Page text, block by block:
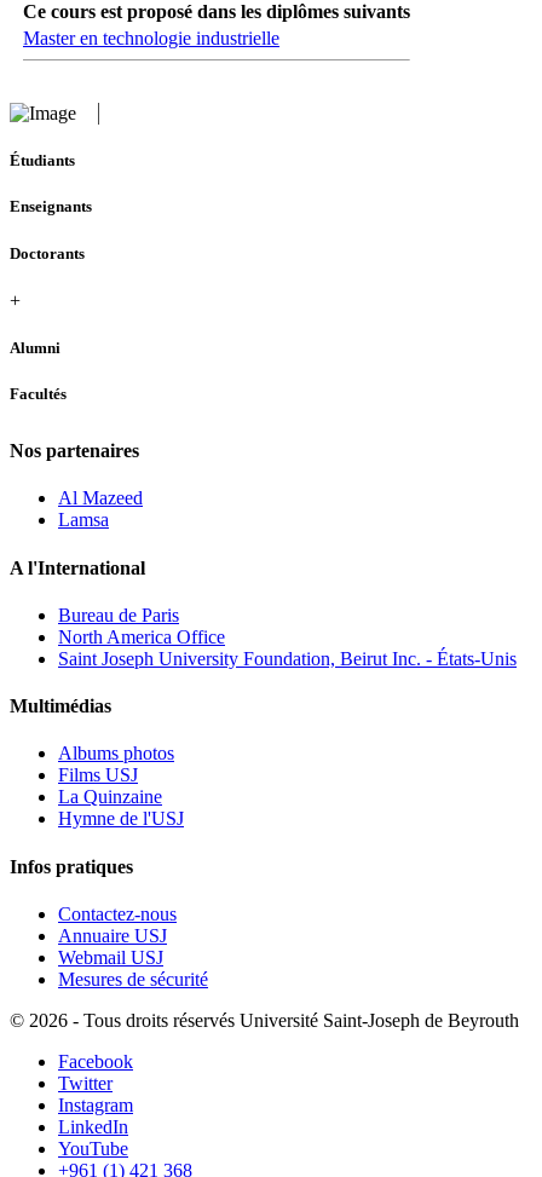
Ce cours est proposé dans les diplômes suivants
Master en technologie industrielle
Étudiants
Enseignants
Doctorants
+
Alumni
Facultés
Nos partenaires
Al Mazeed
Lamsa
A l'International
Bureau de Paris
North America Office
Saint Joseph University Foundation, Beirut Inc. - États-Unis
Multimédias
Albums photos
Films USJ
La Quinzaine
Hymne de l'USJ
Infos pratiques
Contactez-nous
Annuaire USJ
Webmail USJ
Mesures de sécurité
© 2026 - Tous droits réservés Université Saint-Joseph de Beyrouth
Facebook
Twitter
Instagram
LinkedIn
YouTube
+961 (1) 421 368